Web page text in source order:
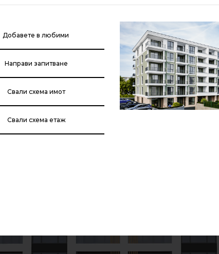
Добавете в любими
Направи запитване
Свали схема имот
Свали схема етаж